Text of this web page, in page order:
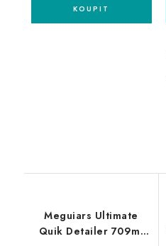
Meguiars Ultimate
Quik Detailer 709ml